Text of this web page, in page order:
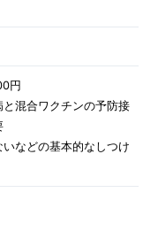
円
混合ワクチンの予防接
などの基本的なしつけ